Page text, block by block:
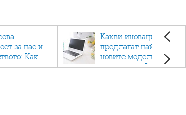
за нас и
Как
Какви иновации
предлагат най-
новите модели
лаптопи на Acer?